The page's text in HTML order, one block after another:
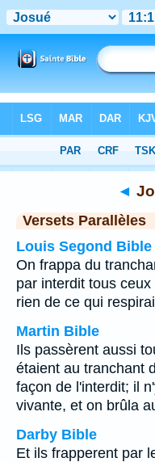
Chapitre 11> Verset 11
◄
Versets Parallèles
Louis Segond Bible
On frappa du
par interdit tous
rien de ce qui
Martin Bible
Ils passèrent aussi
étaient au tranchant
façon de l'interdit; il
vivante, et on brûla
Darby Bible
Et ils frapperent par